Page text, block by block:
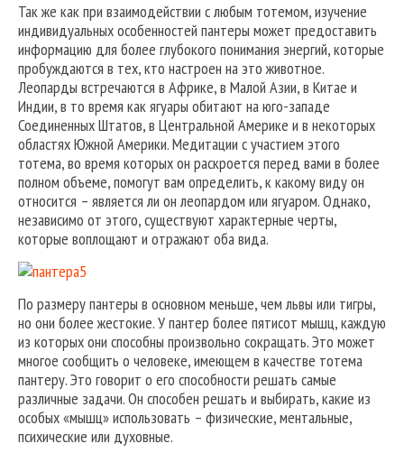
Так же как при взаимодействии с любым тотемом, изучение
индивидуальных особенностей пантеры может предоставить
информацию для более глубокого понимания энергий, которые
пробуждаются в тех, кто настроен на это животное.
Леопарды встречаются в Африке, в Малой Азии, в Китае и
Индии, в то время как ягуары обитают на юго-западе
Соединенных Штатов, в Центральной Америке и в некоторых
областях Южной Америки. Медитации с участием этого
тотема, во время которых он раскроется перед вами в более
полном объеме, помогут вам определить, к какому виду он
относится – является ли он леопардом или ягуаром. Однако,
независимо от этого, существуют характерные черты,
которые воплощают и отражают оба вида.
По размеру пантеры в основном меньше, чем львы или тигры,
но они более жестокие. У пантер более пятисот мышц, каждую
из которых они способны произвольно сокращать. Это может
многое сообщить о человеке, имеющем в качестве тотема
пантеру. Это говорит о его способности решать самые
различные задачи. Он способен решать и выбирать, какие из
особых «мышц» использовать – физические, ментальные,
психические или духовные.